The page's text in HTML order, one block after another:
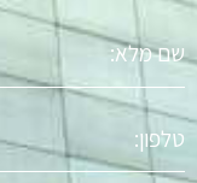
מלא
טלפון